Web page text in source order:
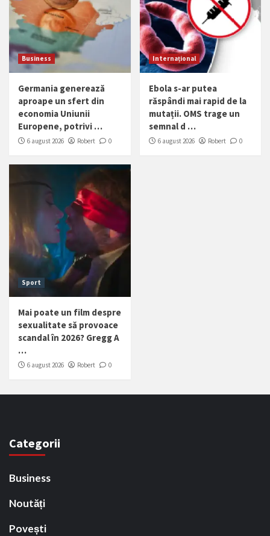
Business
Germania generează
aproape un sfert din
economia Uniunii
Europene, potrivi …
6 august 2026 Robert 0
Internațional
Ebola s-ar putea
răspândi mai rapid de la
mutații. OMS trage un
semnal d …
6 august 2026 Robert 0
Sport
Mai poate un film despre
sexualitate să provoace
scandal în 2026? Gregg A
…
6 august 2026 Robert 0
Categorii
Business
Noutăți
Povești